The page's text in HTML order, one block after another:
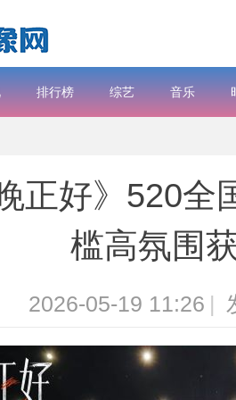
排行榜 综艺 音乐
正好》520全
槛高氛围
2026-05-19 11:26